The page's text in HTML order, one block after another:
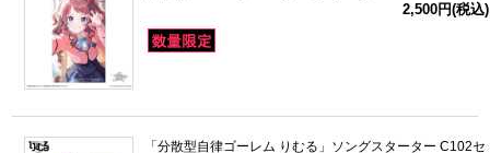
2,500円(税込)
「分散型自律ゴーレム りむる」ソングスターター C102セ